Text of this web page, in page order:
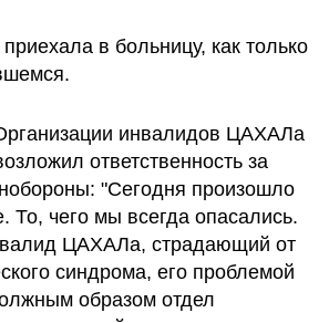
в больницу, как только
инвалидов ЦАХАЛа
ответственность за
"Сегодня произошло
То, чего мы всегда опасались.
ЦАХАЛа, страдающий от
синдрома, его проблемой
образом отдел